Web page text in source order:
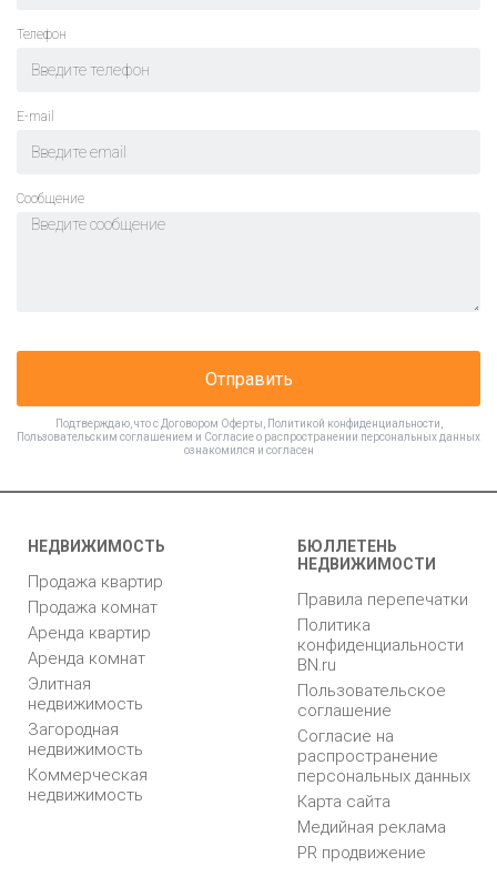
Телефон
E-mail
Cообщение
Отправить
Подтверждаю, что с Договором Оферты Политикой конфиденциальности
Пользовательским соглашением и Согласие о распространении персональных данных
ознакомился и согласен
НЕДВИЖИМОСТЬ
Продажа квартир
Продажа комнат
Аренда квартир
Аренда комнат
Элитная
недвижимость
Загородная
недвижимость
Коммерческая
недвижимость
БЮЛЛЕТЕНЬ
НЕДВИЖИМОСТИ
Правила перепечатки
Политика
конфиденциальности
BN.ru
Пользовательское
соглашение
Согласие на
распространение
персональных данных
Карта сайта
Медийная реклама
PR продвижение